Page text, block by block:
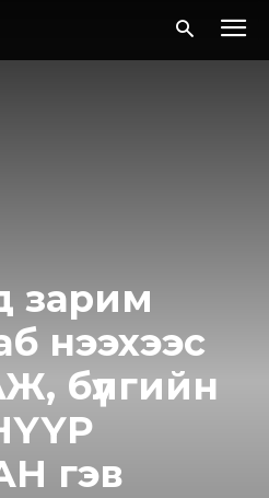
зарим
нээхээс
бүлгийн
гэв